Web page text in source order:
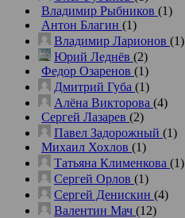
Владимир Рыбников (1)
Антон Благин (1)
Владимир Ларионов (1)
Юрий Леднёв (2)
Федор Озаренов (1)
Дмитрий Губа (1)
Алёна Викторова (4)
Сергей Лазарев (2)
Павел Задорожный (1)
Михаил Хохлов (1)
Татьяна Клименкова (1)
Сергей Орлов (1)
Сергей Денискин (4)
Валентин Мач (12)